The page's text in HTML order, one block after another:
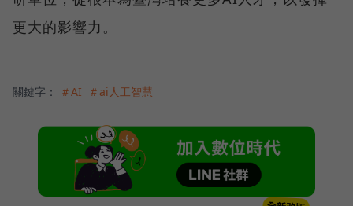
更大的影響力。
關鍵字： ＃AI ＃ai人工智慧